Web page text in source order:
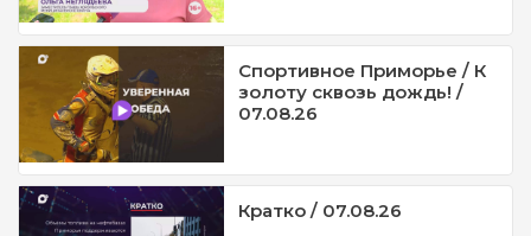
Спортивное Приморье / К
золоту сквозь дождь! /
07.08.26
Кратко / 07.08.26